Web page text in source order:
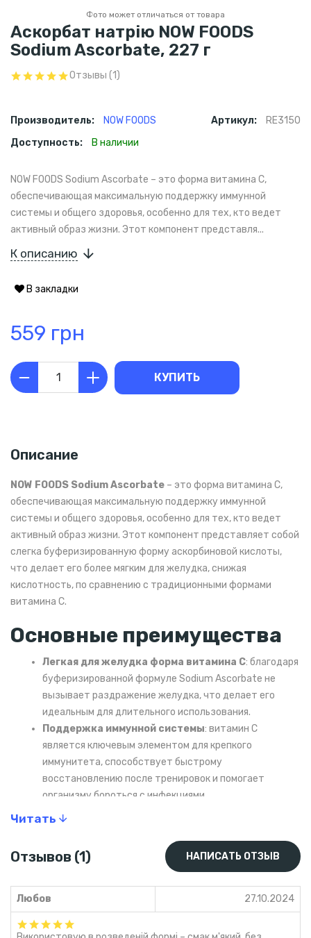
Фото может отличаться от товара
Аскорбат натрію NOW FOODS
Sodium Ascorbate, 227 г
Отзывы (1)
Производитель: NOW FOODS Артикул:
RE3150
Доступность:
В наличии
NOW FOODS Sodium Ascorbate – это форма витамина C,
обеспечивающая максимальную поддержку иммунной
системы и общего здоровья, особенно для тех, кто ведет
активный образ жизни. Этот компонент представля...
К описанию
В закладки
559 грн
КУПИТЬ
Описание
NOW FOODS Sodium Ascorbate – это форма витамина C,
обеспечивающая максимальную поддержку иммунной
системы и общего здоровья, особенно для тех, кто ведет
активный образ жизни. Этот компонент представляет собой
слегка буферизированную форму аскорбиновой кислоты,
что делает его более мягким для желудка, снижая
кислотность, по сравнению с традиционными формами
витамина C.
Основные преимущества
Легкая для желудка форма витамина C: благодаря
буферизированной формуле Sodium Ascorbate не
вызывает раздражение желудка, что делает его
идеальным для длительного использования.
Поддержка иммунной системы: витамин C
является ключевым элементом для крепкого
иммунитета, способствует быстрому
восстановлению после тренировок и помогает
организму бороться с инфекциями.
Антиоксидантная защита
снижает окислительный стресс во время тренировок.
Способствует выработке коллагена :
что особенно важно для тех, кто активно занимается
спортом.
Витамин C
Читать
Отзывов (1) НАПИСАТЬ ОТЗЫВ
Любов 27.10.2024